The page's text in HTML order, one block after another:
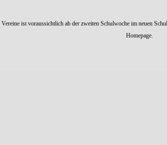
ist voraussichtlich ab der zweiten Schulwoche im neuen
Homepage.